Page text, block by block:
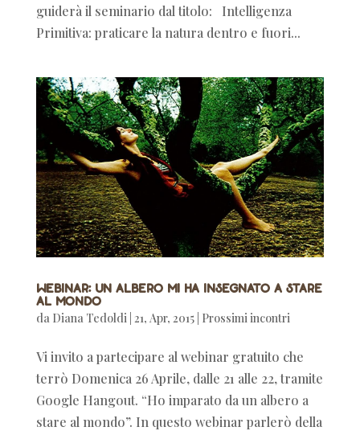
guiderà il seminario dal titolo: Intelligenza
Primitiva: praticare la natura dentro e fuori...
Webinar: Un albero mi ha insegnato a stare
al mondo
da Diana Tedoldi 21, Apr, 2015| Prossimi incontri
Vi invito a partecipare al webinar gratuito che
terrò Domenica 26 Aprile, dalle 21 alle 22, tramite
Google Hangout. “Ho imparato da un albero a
stare al mondo”. In questo webinar parlerò della